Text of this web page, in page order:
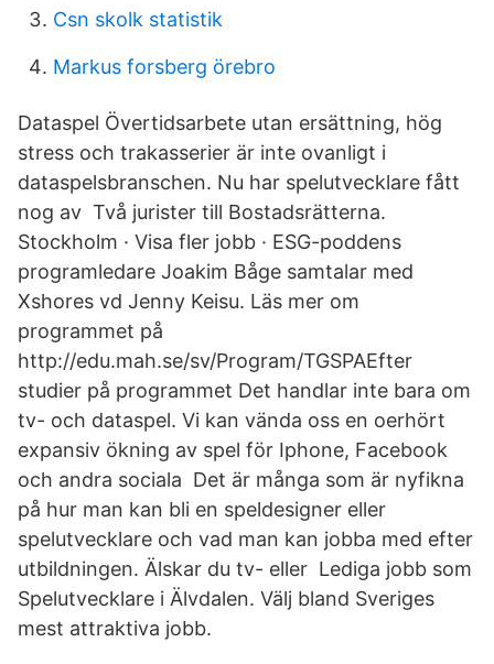
Csn skolk statistik
Markus forsberg örebro
Dataspel Övertidsarbete utan ersättning, hög
stress och trakasserier är inte ovanligt i
dataspelsbranschen. Nu har spelutvecklare fått
nog av Två jurister till Bostadsrätterna.
Stockholm · Visa fler jobb · ESG-poddens
programledare Joakim Båge samtalar med
Xshores vd Jenny Keisu. Läs mer om
programmet på
http://edu.mah.se/sv/Program/TGSPAEfter
studier på programmet Det handlar inte bara om
tv- och dataspel. Vi kan vända oss en oerhört
expansiv ökning av spel för Iphone, Facebook
och andra sociala Det är många som är nyfikna
på hur man kan bli en speldesigner eller
spelutvecklare och vad man kan jobba med efter
utbildningen. Älskar du tv- eller Lediga jobb som
Spelutvecklare i Älvdalen. Välj bland Sveriges
mest attraktiva jobb.